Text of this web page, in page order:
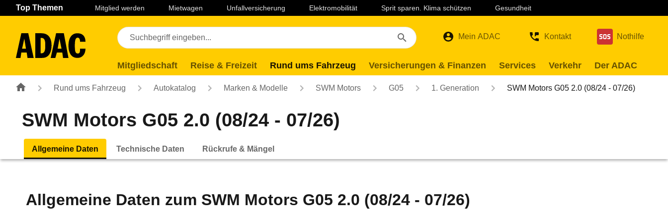
Navigation Seiteninhalt Fußzeile
Top Themen Mitglied werden Mietwagen Unfallversicherung Elektromobilität Sprit sparen. Klima schützen Gesundheit
Mein ADAC Kontakt Nothilfe
Mitgliedschaft Reise & Freizeit Rund ums Fahrzeug Versicherungen & Finanzen Services Verkehr Der ADAC
Rund ums Fahrzeug Autokatalog Marken & Modelle SWM Motors G05 1. Generation SWM Motors G05 2.0 (08/24 - 07/26)
SWM Motors G05 2.0 (08/24 - 07/26)
Allgemeine Daten Technische Daten Rückrufe & Mängel
Allgemeine Daten zum SWM Motors G05 2.0 (08/24 - 07/26)